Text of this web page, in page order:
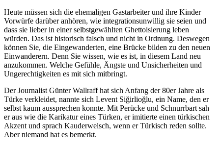
Heute müssen sich die ehemaligen Gastarbeiter und ihre Kinder
Vorwürfe darüber anhören, wie integrationsunwillig sie seien und
dass sie lieber in einer selbstgewählten Ghettoisierung leben
würden. Das ist historisch falsch und nicht in Ordnung. Deswegen
können Sie, die Eingewanderten, eine Brücke bilden zu den neuen
Einwanderern. Denn Sie wissen, wie es ist, in diesem Land neu
anzukommen. Welche Gefühle, Ängste und Unsicherheiten und
Ungerechtigkeiten es mit sich mitbringt.
Der Journalist Günter Wallraff hat sich Anfang der 80er Jahre als
Türke verkleidet, nannte sich Levent Siğirlioğlu, ein Name, den er
selbst kaum aussprechen konnte. Mit Perücke und Schnurrbart sah
er aus wie die Karikatur eines Türken, er imitierte einen türkischen
Akzent und sprach Kauderwelsch, wenn er Türkisch reden sollte.
Aber niemand hat es bemerkt.